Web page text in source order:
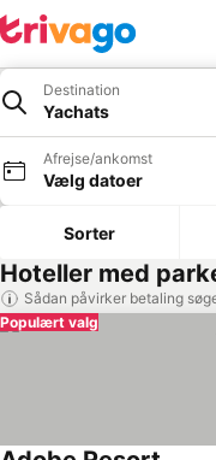
Destination
Yachats
Afrejse/ankomst
Vælg datoer
Sorter
Hoteller med
Sådan påvirker betaling
Populært valg